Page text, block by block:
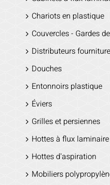
Chariots en plastique
Couvercles - Gardes
Distributeurs
Douches
Entonnoirs plastique
Éviers
Grilles et persiennes
Hottes à flux laminaire
Hottes d'aspiration
Mobiliers